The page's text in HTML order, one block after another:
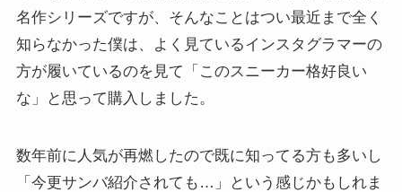
名作シリーズですが、そんなことはつい最近まで全く
知らなかった僕は、よく見ているインスタグラマーの
方が履いているのを見て「このスニーカー格好良い
な」と思って購入しました。
数年前に人気が再燃したので既に知ってる方も多いし
「今更サンバ紹介されても…」という感じかもしれま